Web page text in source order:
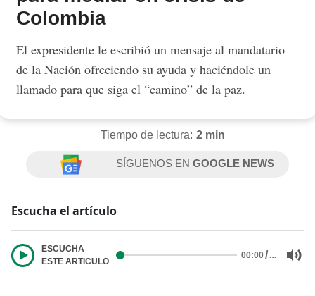
Colombia
El expresidente le escribió un mensaje al mandatario
de la Nación ofreciendo su ayuda y haciéndole un
llamado para que siga el “camino” de la paz.
Tiempo de lectura: 2 min
SÍGUENOS ENGOOGLE NEWS
Escucha el artículo
ESCUCHA
ESTE ARTICULO
00:00/…